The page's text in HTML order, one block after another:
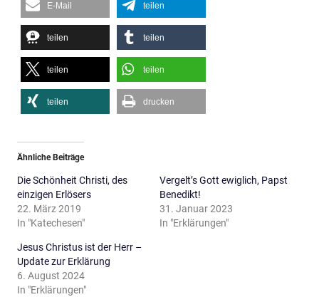
E-Mail teilen
teilen teilen
teilen teilen
teilen drucken
Ähnliche Beiträge
Die Schönheit Christi, des
einzigen Erlösers
22. März 2019
In "Katechesen"
Vergelt’s Gott ewiglich, Papst
Benedikt!
31. Januar 2023
In "Erklärungen"
Jesus Christus ist der Herr –
Update zur Erklärung
6. August 2024
In "Erklärungen"